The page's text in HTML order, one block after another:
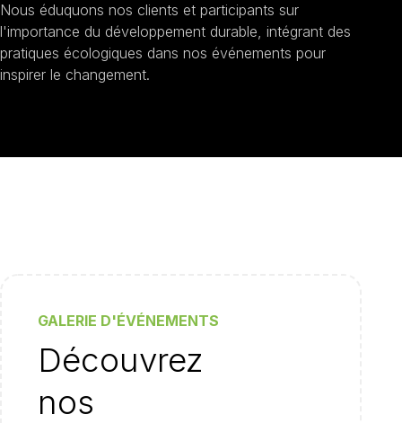
Nous éduquons nos clients et participants sur
l'importance du développement durable, intégrant des
pratiques écologiques dans nos événements pour
inspirer le changement.
GALERIE D'ÉVÉNEMENTS
Découvrez
nos